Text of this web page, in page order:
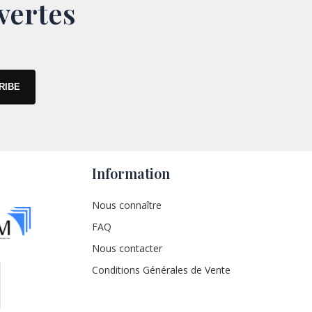
Information
Nous connaître
FAQ
Nous contacter
Conditions Générales de Vente